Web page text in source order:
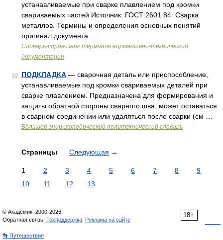
устанавливаемые при сварке плавлением под кромки
свариваемых частей Источник: ГОСТ 2601 84: Сварка
металлов. Термины и определения основных понятий
оригинал документа …
Словарь-справочник терминов нормативно-технической
документации
10 ПОДКЛАДКА — сварочная деталь или приспособление,
устанавливаемые под кромки свариваемых деталей при
сварке плавлением. Предназначена для формирования и
защиты обратной стороны сварного шва, может оставаться
в сварном соединении или удаляться после сварки (см …
Большой энциклопедический политехнический словарь
Страницы Следующая →
1 2 3 4 5 6 7 8
9
10
11 12 13
18+
© Академик, 2000-2026
Обратная связь: Техподдержка Реклама на сайте
👣 Путешествия